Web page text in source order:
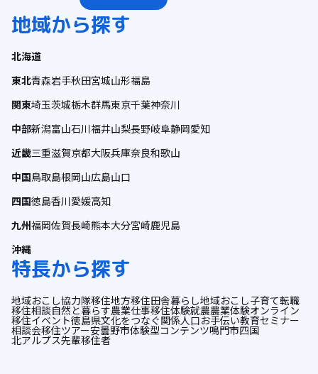
地域から探す
北海道
東北青森岩手秋田宮城山形福島
関東埼玉茨城栃木群馬東京千葉神奈川
中部新潟富山石川福井山梨長野岐阜静岡愛知
近畿三重滋賀京都大阪兵庫奈良和歌山
中国鳥取島根岡山広島山口
四国徳島香川愛媛高知
九州福岡佐賀長崎熊本大分宮崎鹿児島
沖縄
特長から探す
地域おこし協力隊移住地方移住田舎暮らし地域おこし子育て転職
移住相談自然と暮らす農業仕事移住体験就農農業体験オンライン
移住イベント徳島県文化をつなぐ関係人口お手伝い教育セミナー
相談会移住ツアー安曇野市体験型コンテンツ鳴門市四国
北アルプス先輩移住者